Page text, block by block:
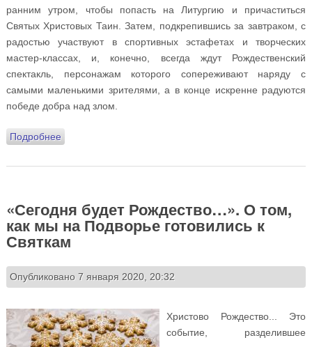
ранним утром, чтобы попасть на Литургию и причаститься
Святых Христовых Таин. Затем, подкрепившись за завтраком, с
радостью участвуют в спортивных эстафетах и творческих
мастер-классах, и, конечно, всегда ждут Рождественский
спектакль, персонажам которого сопереживают наряду с
самыми маленькими зрителями, а в конце искренне радуются
победе добра над злом.
Подробнеео В дни празднования Рождества Христова Подворье
«Сегодня будет Рождество…». О том,
как мы на Подворье готовились к
Святкам
Опубликовано 7 января 2020, 20:32
Христово Рождество... Это
событие, разделившее